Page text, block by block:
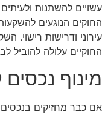
עשויים להשתנות
החוקים הנוגעים להשקעות
עירוני ודרישות
החוקיים עלולה להוביל
מינוף נכסים
אם כבר מחזיקים